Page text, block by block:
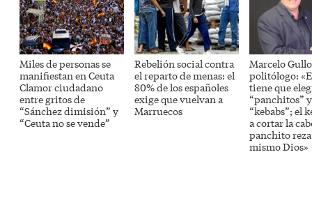
Miles de personas se
manifiestan en Ceuta
Clamor ciudadano
entre gritos de
“Sánchez dimisión” y
“Ceuta no se vende”
Rebelión social contra
el reparto de menas: el
80% de los españoles
exige que vuelvan a
Marruecos
Marcelo
politólogo:
tiene que
“panchitos” y
“kebabs”; el
a cortar la
panchito
mismo Dios»